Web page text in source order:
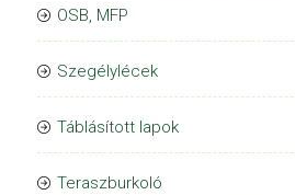
OSB, MFP
Szegélylécek
Táblásított lapok
Teraszburkoló